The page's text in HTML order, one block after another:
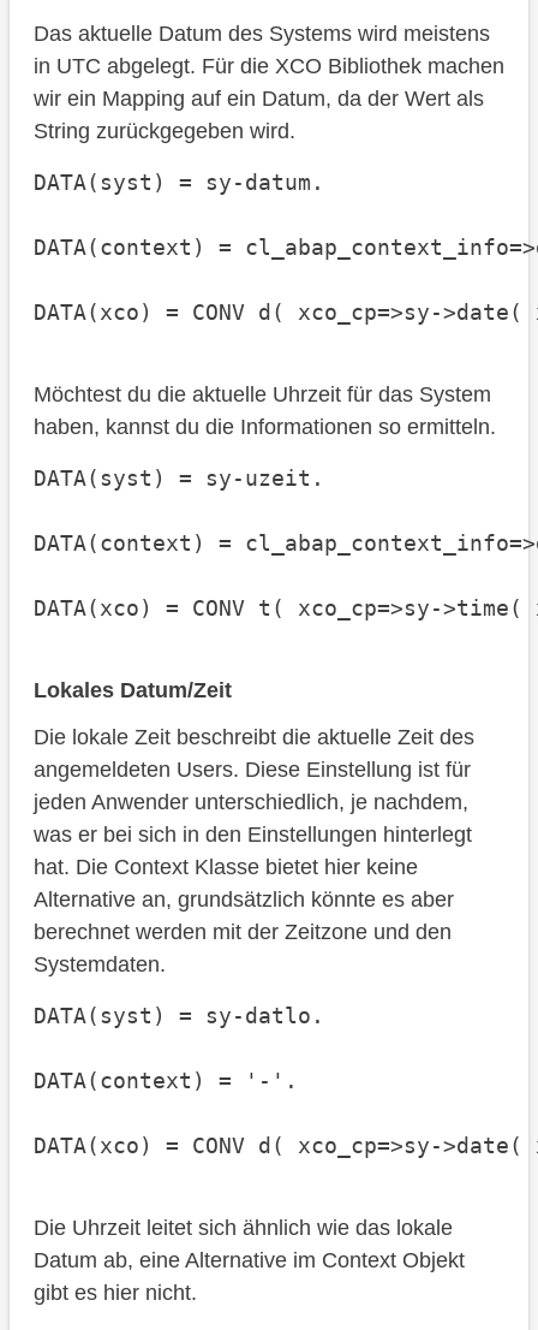
Das aktuelle Datum des Systems wird meistens
in UTC abgelegt. Für die XCO Bibliothek machen
wir ein Mapping auf ein Datum, da der Wert als
String zurückgegeben wird.
DATA(syst) = sy-datum.
DATA(context) =
DATA(xco) = CONV d( xco_cp=>sy-
Möchtest du die aktuelle Uhrzeit für das System
haben, kannst du die Informationen so ermitteln.
DATA(syst) = sy-uzeit.
DATA(context) =
DATA(xco) = CONV t( xco_cp=>sy-
Lokales Datum/Zeit
Die lokale Zeit beschreibt die aktuelle Zeit des
angemeldeten Users. Diese Einstellung ist für
jeden Anwender unterschiedlich, je nachdem,
was er bei sich in den Einstellungen hinterlegt
hat. Die Context Klasse bietet hier keine
Alternative an, grundsätzlich könnte es aber
berechnet werden mit der Zeitzone und den
Systemdaten.
DATA(syst) = sy-datlo.
DATA(context) = '-'.
DATA(xco) = CONV d( xco_cp=>sy-
Die Uhrzeit leitet sich ähnlich wie das lokale
Datum ab, eine Alternative im Context Objekt
gibt es hier nicht.